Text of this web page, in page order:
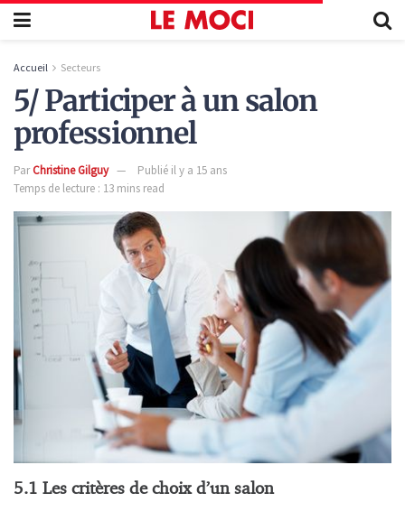
Accueil Secteurs
5/ Participer à un salon
professionnel
ParChristine Gilguy
Publié il y a 15 ans
Temps de lecture : 13 mins read
5.1 Les critères de choix d’un salon